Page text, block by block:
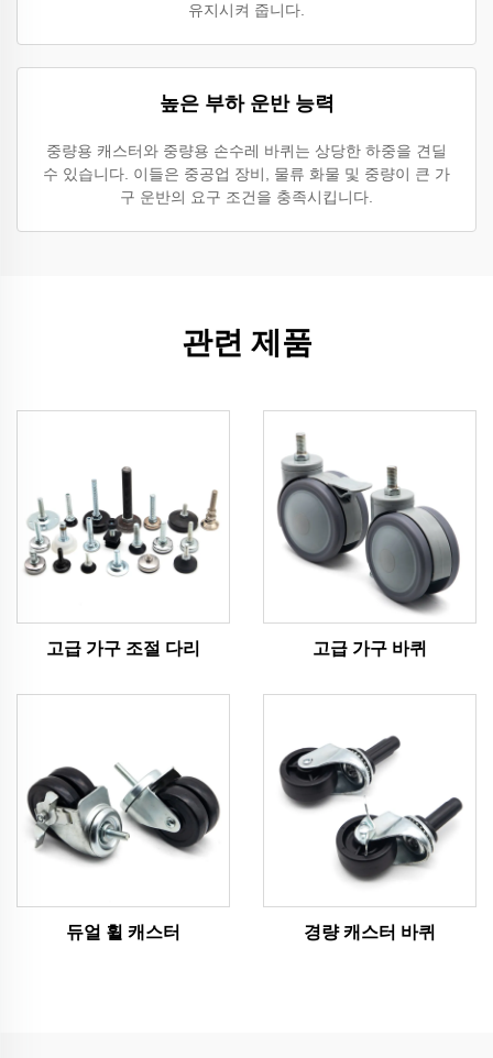
유지시켜 줍니다.
높은 부하 운반 능력
중량용 캐스터와 중량용 손수레 바퀴는 상당한 하중을 견딜
수 있습니다. 이들은 중공업 장비, 물류 화물 및 중량이 큰 가
구 운반의 요구 조건을 충족시킵니다.
관련 제품
고급 가구 조절 다리 고급 가구 바퀴
듀얼 휠 캐스터 경량 캐스터 바퀴